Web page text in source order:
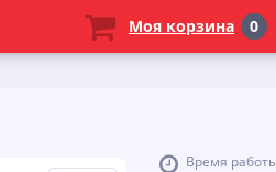
Время
Моя корзина 0